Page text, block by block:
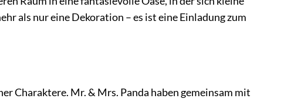
als nur eine Dekoration – es ist eine Einladung zum
Charaktere. Mr. & Mrs. Panda haben gemeinsam mit